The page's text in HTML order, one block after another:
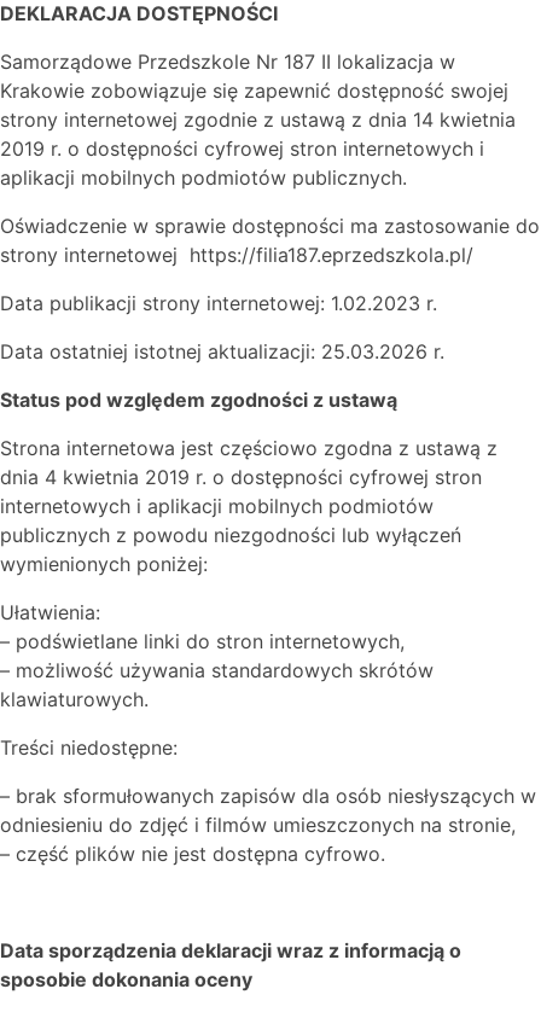
DEKLARACJA DOSTĘPNOŚCI
Samorządowe Przedszkole Nr 187 II lokalizacja w
Krakowie zobowiązuje się zapewnić dostępność swojej
strony internetowej zgodnie z ustawą z dnia 14 kwietnia
2019 r. o dostępności cyfrowej stron internetowych i
aplikacji mobilnych podmiotów publicznych.
Oświadczenie w sprawie dostępności ma zastosowanie do
strony internetowej https://filia187.eprzedszkola.pl/
Data publikacji strony internetowej: 1.02.2023 r.
Data ostatniej istotnej aktualizacji: 25.03.2026 r.
Status pod względem zgodności z ustawą
Strona internetowa jest częściowo zgodna z ustawą z
dnia 4 kwietnia 2019 r. o dostępności cyfrowej stron
internetowych i aplikacji mobilnych podmiotów
publicznych z powodu niezgodności lub wyłączeń
wymienionych poniżej:
Ułatwienia:
– podświetlane linki do stron internetowych,
– możliwość używania standardowych skrótów
klawiaturowych.
Treści niedostępne:
– brak sformułowanych zapisów dla osób niesłyszących w
odniesieniu do zdjęć i filmów umieszczonych na stronie,
– część plików nie jest dostępna cyfrowo.
Data sporządzenia deklaracji wraz z informacją o
sposobie dokonania oceny